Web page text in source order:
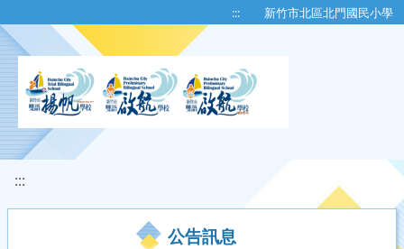
::: 新竹市北區北門國民小學
:::
公告訊息